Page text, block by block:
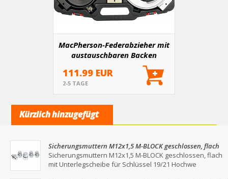
MacPherson-Federabzieher mit
austauschbaren Backen
111.99 EUR
2-5 TAGE
Kürzlich hinzugefügt
Sicherungsmuttern M12x1,5 M-BLOCK geschlossen, flach
mit Unterlegscheibe für Schlüssel 19/21
Sicherungsmuttern M12x1,5 M-BLOCK geschlossen, flach
mit Unterlegscheibe für Schlüssel 19/21 Hochwe